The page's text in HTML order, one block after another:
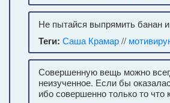
Не пытайся выпрямить банан
Теги: Саша Крамар//
Совершенную вещь можно
неизученное. Если бы
ибо совершенно только то что